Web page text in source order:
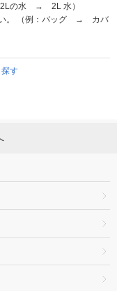
2Lの水 → 2L 水）
い。 （例：バッグ → カバ
す